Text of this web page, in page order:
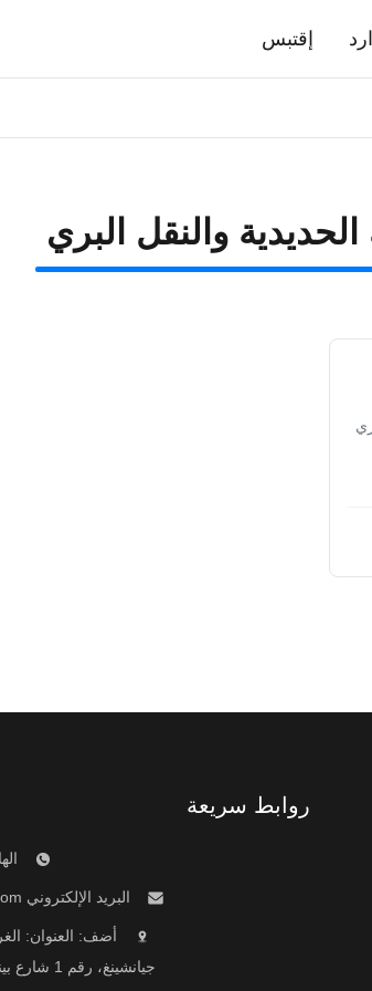
إقتبس
والنقل البري
روابط سريعة
الهاتف 86-
البريد الإلكتروني
جيانشينغ،